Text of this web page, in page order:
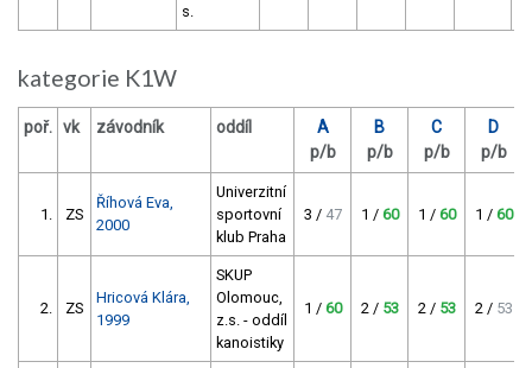
s.
kategorie K1W
poř. vk závodník oddíl
A
p/b
B
p/b
C
p/b
D
p/b
1. ZS
Říhová Eva,
2000
Univerzitní
sportovní
klub Praha
3 / 47 1 / 60 1 / 60 1 / 60
2. ZS
Hricová Klára,
1999
SKUP
Olomouc,
z.s. - oddíl
kanoistiky
1 / 60 2 / 53 2 / 53 2 / 53